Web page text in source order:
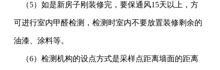
（5）如是新房子刚装修完，要保通风15天以上，方
可进行室内甲醛检测，检测时室内不要放置装修剩余的
油漆、涂料等。
（6）检测机构的设点方式是采样点距离墙面的距离